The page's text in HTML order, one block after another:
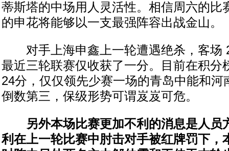
蒂斯塔的中场用人灵活性。相信周六的比
的申花将能够以一支最强阵容出战金山。
对手上海申鑫上一轮遭遇绝杀，客场
最近三轮联赛仅收获了一分。目前在积分
24分，仅仅领先少赛一场的青岛中能和河
倒数第三，保级形势可谓岌岌可危。
另外本场比赛更加不利的消息是人员
利在上一轮比赛中肘击对手被红牌罚下，